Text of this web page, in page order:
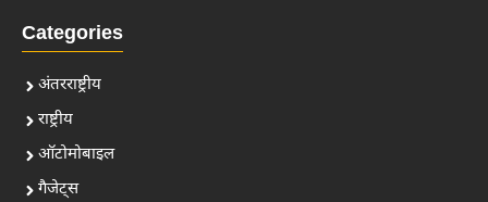
Categories
अंतरराष्ट्रीय
राष्ट्रीय
ऑटोमोबाइल
गैजेट्स